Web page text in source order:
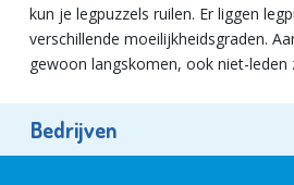
kun je legpuzzels ruilen. Er liggen
verschillende moeilijkheidsgraden.
gewoon langskomen, ook niet-leden
Bedrijven